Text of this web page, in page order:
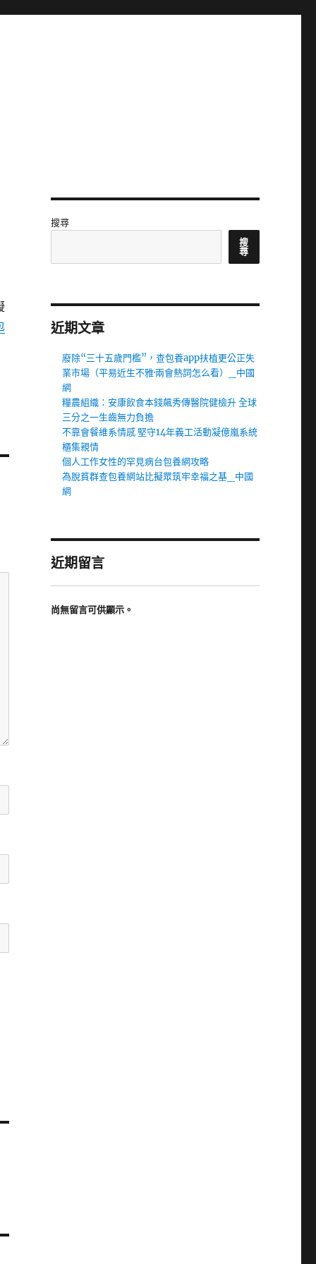
搜尋
搜
尋
近期文章
廢除“三十五歲門檻”，查包養app扶植更公正失
業市場（平易近生不雅·兩會熱詞怎么看）_中國
網
糧農組織：安康飲食本錢飆秀傳醫院健檢升 全球
三分之一生齒無力負擔
不靠會餐維系情感 堅守14年義工活動凝億嵐系統
櫃集親情
個人工作女性的罕見病台包養網攻略
為脫貧群查包養網站比擬眾筑牢幸福之基_中國
網
近期留言
尚無留言可供顯示。